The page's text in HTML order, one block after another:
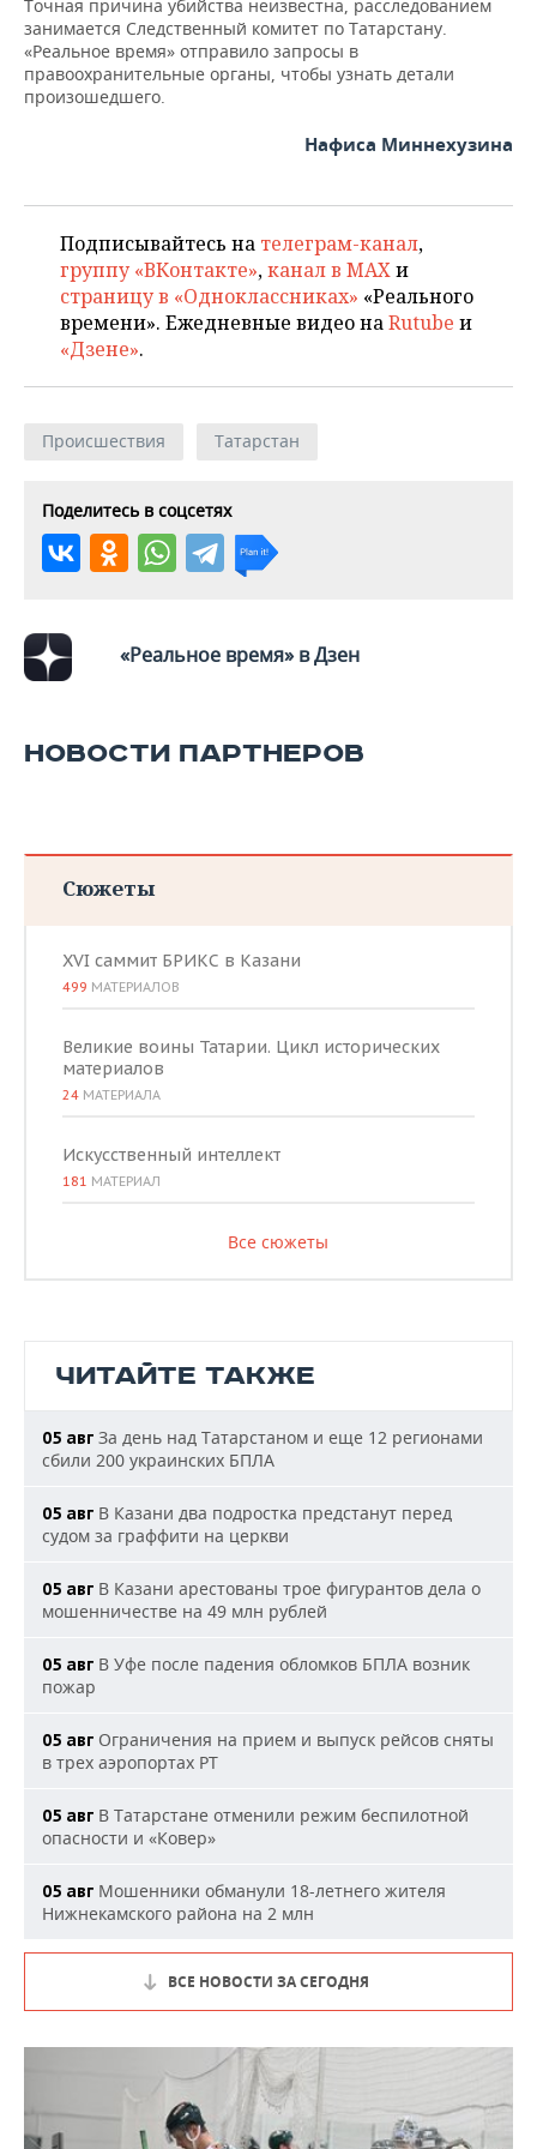
НЕФТЕХИМИЯ
НЕФТЬ
РОЗНИЧНАЯ ТОРГОВЛЯ
ТРАНСПОРТ
НОВОСТИ ТЕХНОЛОГИЙ
IT
ТЕЛЕКОММУНИКАЦИИ
МЕРОПРИЯТИЯ
НОВОСТИ МЕРОПРИЯТИЙ
БИЗНЕС-БРАНЧИ
ONLINE-КОНФЕРЕНЦИИ
ОТКРЫТАЯ ЛЕКЦИЯ
СПОРТ
ФУТБОЛ
ХОККЕЙ
БАСКЕТБОЛ
КИБЕРСПОРТ
ВОДНЫЕ ВИДЫ СПОРТА
НОВОСТИ ОБЩЕСТВА
ВЛАСТЬ
ИНФРАСТРУКТУРА
КУЛЬТУРА
ОБРАЗОВАНИЕ
ФОТОГАЛЕРЕЯ
СЮЖЕТЫ
СПРАВОЧНИК
СПИСОК КОМПАНИЙ
Точная причина убийства неизвестна, расследованием
занимается Следственный комитет по Татарстану.
«Реальное время» отправило запросы в
правоохранительные органы, чтобы узнать детали
произошедшего.
Нафиса Миннехузина
Подписывайтесь на телеграм-канал,
группу «ВКонтакте»,канал в MAXи
страницу в «Одноклассниках» «Реального
времени». Ежедневные видео наRutube и
«Дзене».
Происшествия Татарстан
Поделитесь в соцсетях
«Реальное время» в Дзен
НОВОСТИ ПАРТНЕРОВ
Сюжеты
XVI саммит БРИКС в Казани
499 МАТЕРИАЛОВ
Великие воины Татарии. Цикл исторических
материалов
24 МАТЕРИАЛА
Искусственный интеллект
181 МАТЕРИАЛ
Все сюжеты
ЧИТАЙТЕ ТАКЖЕ
05 авг За день над Татарстаном и еще 12 регионами
сбили 200 украинских БПЛА
05 авг В Казани два подростка предстанут перед
судом за граффити на церкви
05 авг В Казани арестованы трое фигурантов дела о
мошенничестве на 49 млн рублей
05 авг В Уфе после падения обломков БПЛА возник
пожар
05 авг Ограничения на прием и выпуск рейсов сняты
в трех аэропортах РТ
05 авг В Татарстане отменили режим беспилотной
опасности и «Ковер»
05 авг Мошенники обманули 18-летнего жителя
Нижнекамского района на 2 млн
ВСЕ НОВОСТИ ЗА СЕГОДНЯ